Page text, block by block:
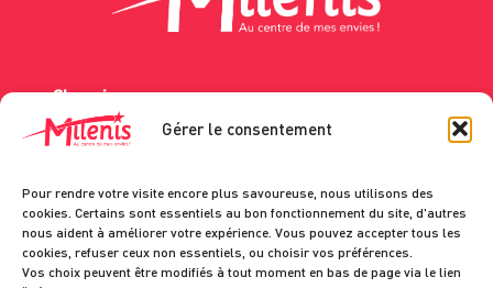
Gérer le consentement
Pour rendre votre visite encore plus savoureuse, nous utilisons des
cookies. Certains sont essentiels au bon fonctionnement du site, d'autres
nous aident à améliorer votre expérience. Vous pouvez accepter tous les
cookies, refuser ceux non essentiels, ou choisir vos préférences.
Vos choix peuvent être modifiés à tout moment en bas de page via le lien
Shopping
Boutiques et restaurants
Services en galerie
Donner votre avis
Exposants